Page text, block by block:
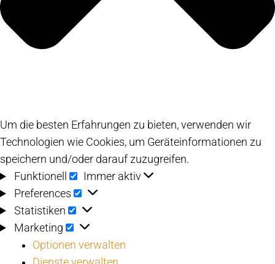
Um die besten Erfahrungen zu bieten, verwenden wir
Technologien wie Cookies, um Geräteinformationen zu
speichern und/oder darauf zuzugreifen.
Funktionell
Funktionell
Immer aktiv
Preferences
Preferences
Statistiken Statistiken
Marketing Marketing
Optionen verwalten